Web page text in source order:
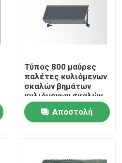
Τύπος 800 μαύρες
παλέτες κυλιόμενων
σκαλών βημάτων
κυλιόμενων σκαλών
με την κίτρινη
οροθεσία 3 πλευρών
Αποστολή